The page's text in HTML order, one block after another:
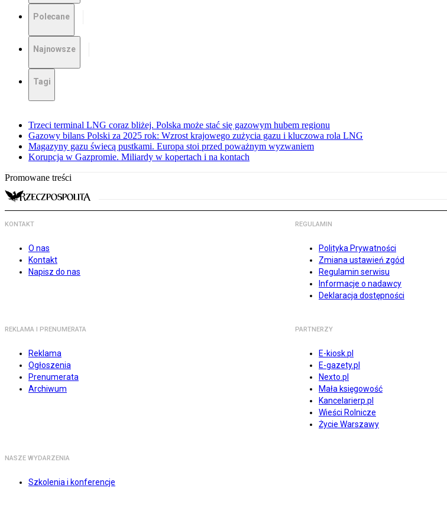
Polecane
Najnowsze
Tagi
Trzeci terminal LNG coraz bliżej. Polska może stać się gazowym hubem regionu
Gazowy bilans Polski za 2025 rok: Wzrost krajowego zużycia gazu i kluczowa rola LNG
Magazyny gazu świecą pustkami. Europa stoi przed poważnym wyzwaniem
Korupcja w Gazpromie. Miliardy w kopertach i na kontach
Promowane treści
KONTAKT
O nas
Kontakt
Napisz do nas
REGULAMIN
Polityka Prywatności
Zmiana ustawień zgód
Regulamin serwisu
Informacje o nadawcy
Deklaracja dostępności
REKLAMA I PRENUMERATA
Reklama
Ogłoszenia
Prenumerata
Archiwum
PARTNERZY
E-kiosk.pl
E-gazety.pl
Nexto.pl
Mała księgowość
Kancelarierp.pl
Wieści Rolnicze
Życie Warszawy
NASZE WYDARZENIA
Szkolenia i konferencje